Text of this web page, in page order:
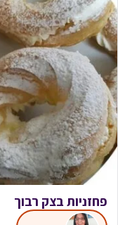
פחזניות בצק רבוך